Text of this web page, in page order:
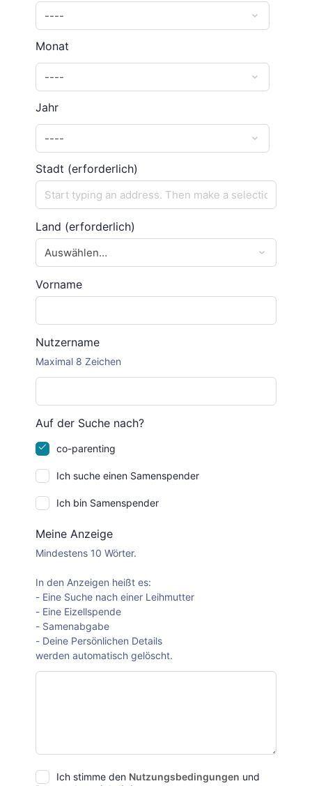
Monat
Jahr
S​tadt (erforderlich)
Land (erforderlich)
Vorname
Nutzername
Maximal 8 Zeichen
Auf der Suche nach?
co-parenting
Ich suche einen Samenspender
Ich bin Samenspender
Meine Anzeige
Mindestens 10 Wörter.
In den Anzeigen heißt es:
- Eine Suche nach einer Leihmutter
- Eine Eizellspende
- Samenabgabe
- Deine Persönlichen Details
werden automatisch gelöscht.
Ich stimme den Nutzungsbedingungen und